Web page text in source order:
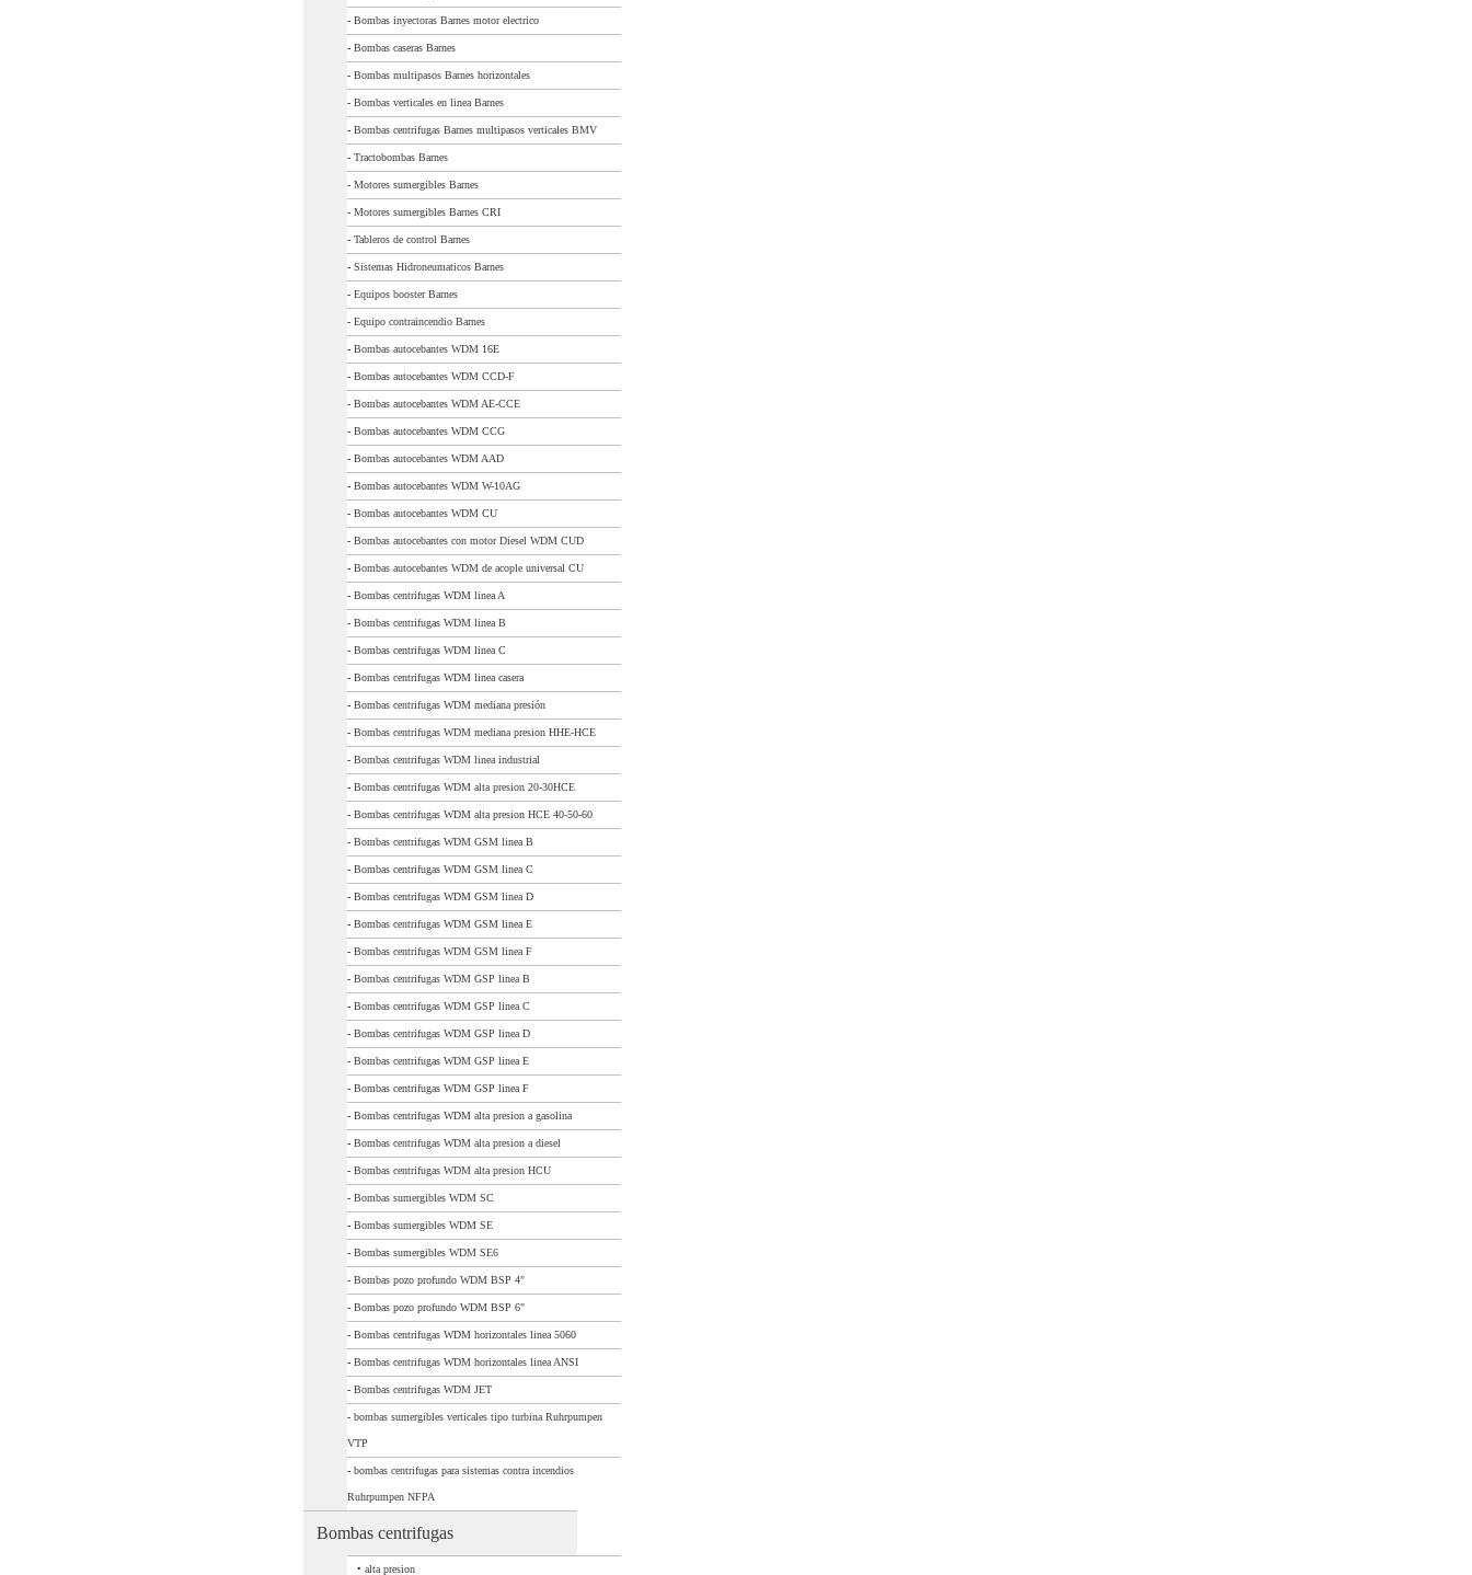
- Bombas inyectoras Barnes motor electrico
- Bombas caseras Barnes
- Bombas multipasos Barnes horizontales
- Bombas verticales en linea Barnes
- Bombas centrifugas Barnes multipasos verticales BMV
- Tractobombas Barnes
- Motores sumergibles Barnes
- Motores sumergibles Barnes CRI
- Tableros de control Barnes
- Sistemas Hidroneumaticos Barnes
- Equipos booster Barnes
- Equipo contraincendio Barnes
- Bombas autocebantes WDM 16E
- Bombas autocebantes WDM CCD-F
- Bombas autocebantes WDM AE-CCE
- Bombas autocebantes WDM CCG
- Bombas autocebantes WDM AAD
- Bombas autocebantes WDM W-10AG
- Bombas autocebantes WDM CU
- Bombas autocebantes con motor Diesel WDM CUD
- Bombas autocebantes WDM de acople universal CU
- Bombas centrifugas WDM linea A
- Bombas centrifugas WDM linea B
- Bombas centrifugas WDM linea C
- Bombas centrifugas WDM linea casera
- Bombas centrifugas WDM mediana presión
- Bombas centrifugas WDM mediana presion HHE-HCE
- Bombas centrifugas WDM linea industrial
- Bombas centrifugas WDM alta presion 20-30HCE
- Bombas centrifugas WDM alta presion HCE 40-50-60
- Bombas centrifugas WDM GSM linea B
- Bombas centrifugas WDM GSM linea C
- Bombas centrifugas WDM GSM linea D
- Bombas centrifugas WDM GSM linea E
- Bombas centrifugas WDM GSM linea F
- Bombas centrifugas WDM GSP linea B
- Bombas centrifugas WDM GSP linea C
- Bombas centrifugas WDM GSP linea D
- Bombas centrifugas WDM GSP linea E
- Bombas centrifugas WDM GSP linea F
- Bombas centrifugas WDM alta presion a gasolina
- Bombas centrifugas WDM alta presion a diesel
- Bombas centrifugas WDM alta presion HCU
- Bombas sumergibles WDM SC
- Bombas sumergibles WDM SE
- Bombas sumergibles WDM SE6
- Bombas pozo profundo WDM BSP 4"
- Bombas pozo profundo WDM BSP 6"
- Bombas centrifugas WDM horizontales linea 5060
- Bombas centrifugas WDM horizontales linea ANSI
- Bombas centrifugas WDM JET
- bombas sumergibles verticales tipo turbina Ruhrpumpen
VTP
- bombas centrifugas para sistemas contra incendios
Ruhrpumpen NFPA
Bombas centrifugas
• alta presion